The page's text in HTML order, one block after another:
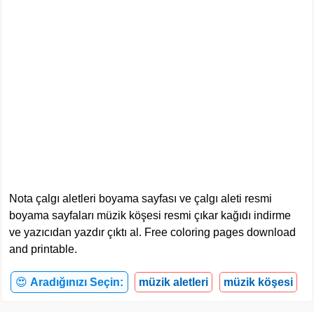
Nota çalgı aletleri boyama sayfası ve çalgı aleti resmi
boyama sayfaları müzik köşesi resmi çıkar kağıdı indirme
ve yazıcıdan yazdır çıktı al. Free coloring pages download
and printable.
😍 Aradığınızı Seçin: müzik aletleri müzik köşesi